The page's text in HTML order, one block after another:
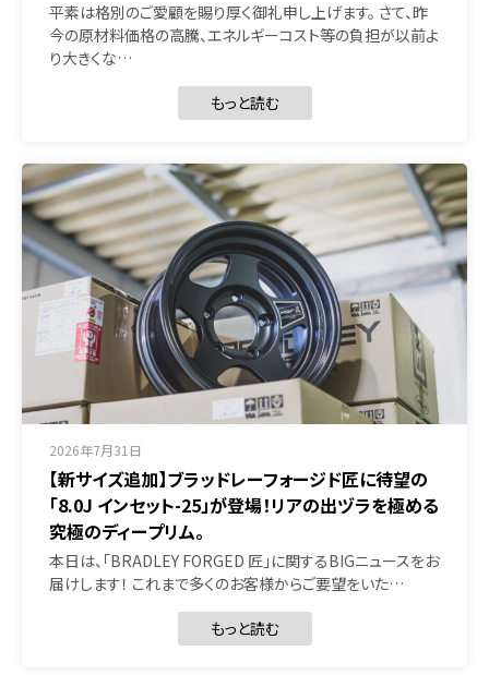
平素は格別のご愛顧を賜り厚く御礼申し上げます。 さて、昨
今の原材料価格の高騰、エネルギーコスト等の負担が以前よ
り大きくな…
もっと読む
2026年7月31日
【新サイズ追加】ブラッドレーフォージド匠に待望の
「8.0J インセット-25」が登場！リアの出ヅラを極める
究極のディープリム。
本日は、「BRADLEY FORGED 匠」に関するBIGニュースをお
届けします！ これまで多くのお客様からご要望をいた…
もっと読む